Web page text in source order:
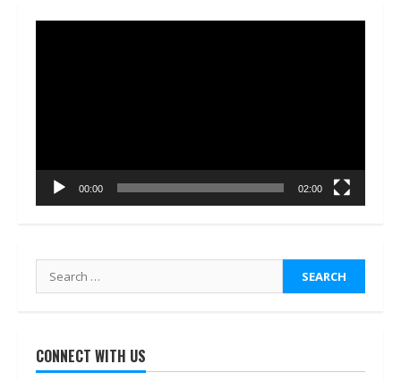
00:00 02:00
Search
for:
CONNECT WITH US